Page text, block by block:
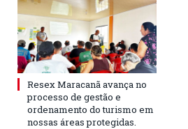
Resex Maracanã avança no
processo de gestão e
ordenamento do turismo em
nossas áreas protegidas.